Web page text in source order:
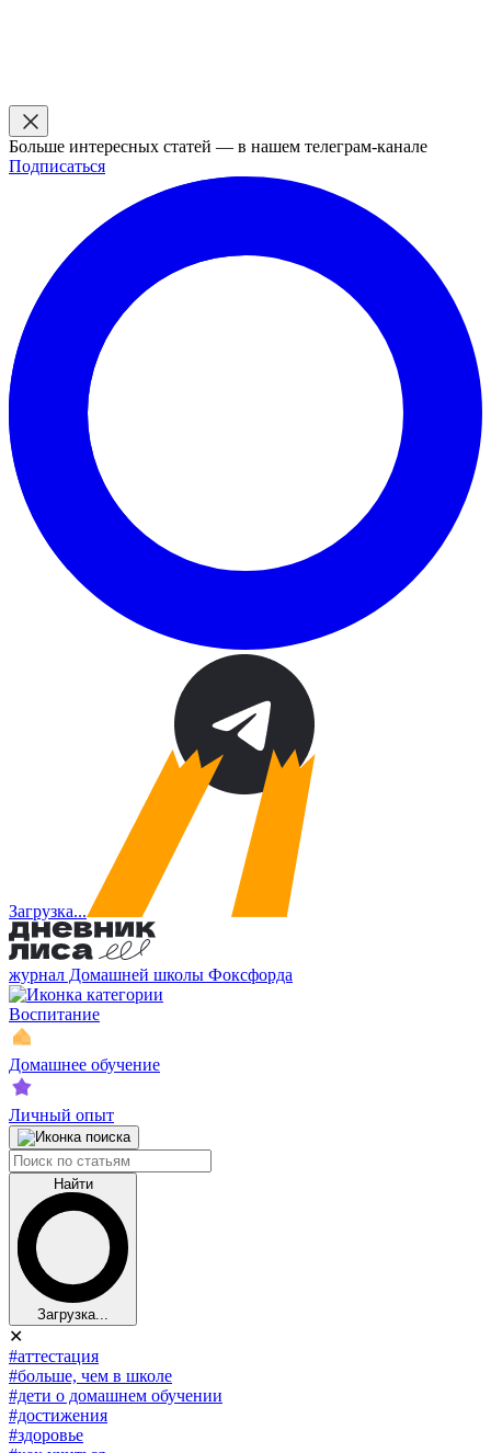
Больше интересных статей — в нашем телеграм-канале
Подписаться
Загрузка...
журнал Домашней школы Фоксфорда
Воспитание
Домашнее обучение
Личный опыт
Найти
Загрузка...
✕
#аттестация
#больше, чем в школе
#дети о домашнем обучении
#достижения
#здоровье